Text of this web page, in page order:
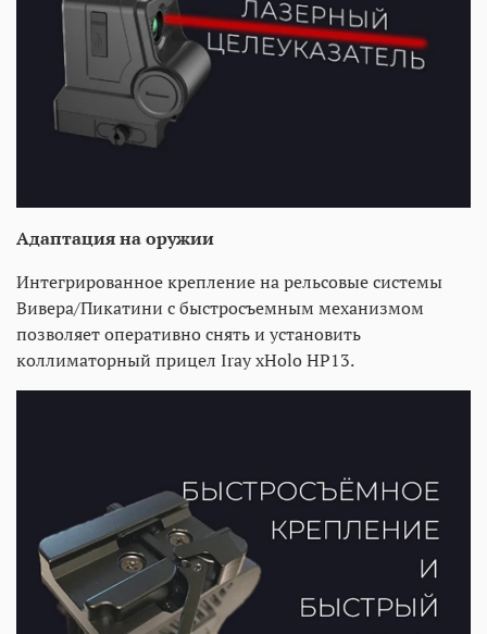
Адаптация на оружии
Интегрированное крепление на рельсовые системы
Вивера/Пикатини с быстросъемным механизмом
позволяет оперативно снять и установить
коллиматорный прицел Iray xHolo HP13.